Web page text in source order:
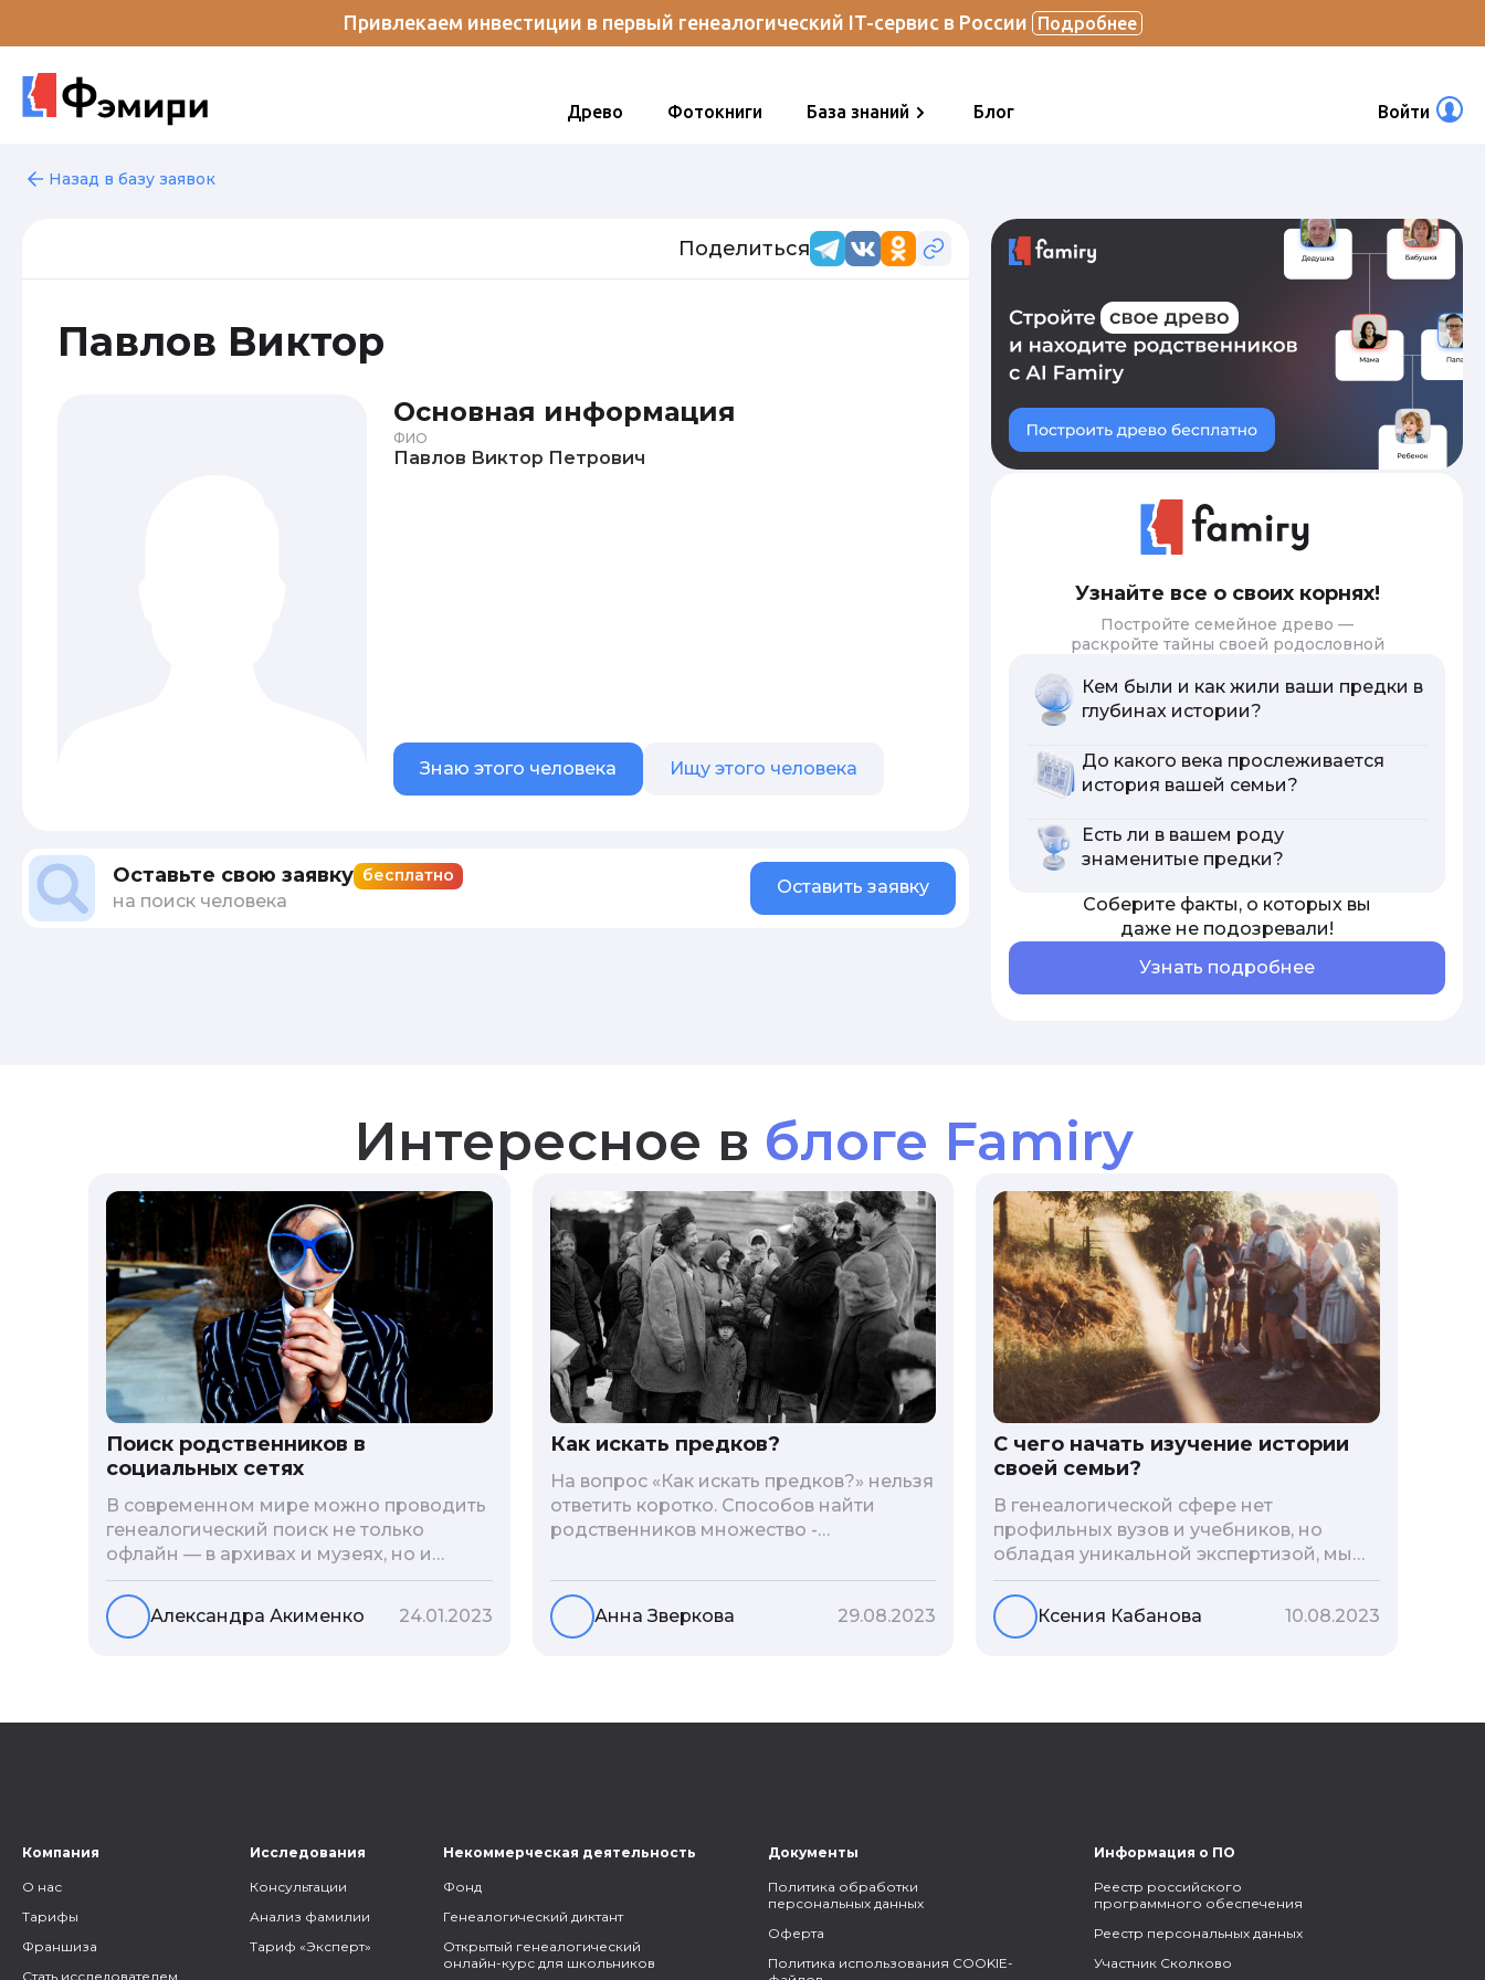
Привлекаем инвестиции в первый генеалогический IT-сервис в России Подробнее
Древо Фотокниги База знаний Блог Войти
Назад в базу заявок
Поделиться
Павлов Виктор
Основная информация
ФИО
Павлов Виктор Петрович
Знаю этого человека Ищу этого человека
Оставьте свою заявку бесплатно
на поиск человека
Оставить заявку
Узнайте все о своих корнях!
Постройте семейное древо —
раскройте тайны своей родословной
Кем были и как жили ваши предки в
глубинах истории?
До какого века прослеживается
история вашей семьи?
Есть ли в вашем роду
знаменитые предки?
Соберите факты, о которых вы
даже не подозревали!
Узнать подробнее
Интересное в блоге Famiry
Поиск родственников в
социальных сетях
В современном мире можно проводить
генеалогический поиск не только
офлайн — в архивах и музеях, но и
воспользоваться интернетом. Сегодня
мы расскажем вам как и в каких
социальных сетях можно провести
то, как грамотно построить с ними
Александра Акименко 24.01.2023
Как искать предков?
На вопрос «Как искать предков?» нельзя
ответить коротко. Способов найти
родственников множество -
социальные сети, ДНК-тесты, онлайн-
базы. Именно поэтому мы сделали для
вас подборку лучших статей блога
Анна Зверкова 29.08.2023
С чего начать изучение истории
своей семьи?
В генеалогической сфере нет
профильных вузов и учебников, но
обладая уникальной экспертизой, мы
разработали авторскую методологию
проведения архивно-генеалогических
исследований, ее мы закладываем и
Ксения Кабанова 10.08.2023
Компания
О нас
Тарифы
Франшиза
Стать исследователем
Исследования
Консультации
Анализ фамилии
Тариф «Эксперт»
Некоммерческая деятельность
Фонд
Генеалогический диктант
Открытый генеалогический
онлайн-курс для школьников
Документы
Политика обработки
персональных данных
Оферта
Политика использования COOKIE-
Информация о ПО
Реестр российского
программного обеспечения
Реестр персональных данных
Участник Сколково